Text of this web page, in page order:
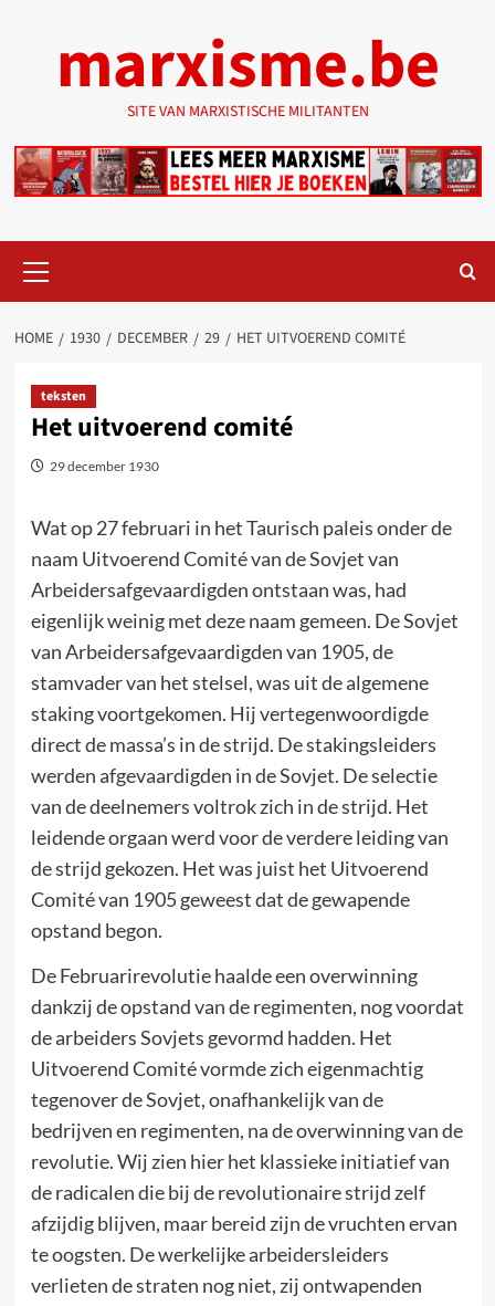
marxisme.be
SITE VAN MARXISTISCHE MILITANTEN
menu
HOME 1930 DECEMBER 29 HET UITVOEREND COMITÉ
teksten
Het uitvoerend comité
29 december 1930
Wat op 27 februari in het Taurisch paleis onder de
naam Uitvoerend Comité van de Sovjet van
Arbeidersafgevaardigden ontstaan was, had
eigenlijk weinig met deze naam gemeen. De Sovjet
van Arbeidersafgevaardigden van 1905, de
stamvader van het stelsel, was uit de algemene
staking voortgekomen. Hij vertegenwoordigde
direct de massa’s in de strijd. De stakingsleiders
werden afgevaardigden in de Sovjet. De selectie
van de deelnemers voltrok zich in de strijd. Het
leidende orgaan werd voor de verdere leiding van
de strijd gekozen. Het was juist het Uitvoerend
Comité van 1905 geweest dat de gewapende
opstand begon.
De Februarirevolutie haalde een overwinning
dankzij de opstand van de regimenten, nog voordat
de arbeiders Sovjets gevormd hadden. Het
Uitvoerend Comité vormde zich eigenmachtig
tegenover de Sovjet, onafhankelijk van de
bedrijven en regimenten, na de overwinning van de
revolutie. Wij zien hier het klassieke initiatief van
de radicalen die bij de revolutionaire strijd zelf
afzijdig blijven, maar bereid zijn de vruchten ervan
te oogsten. De werkelijke arbeidersleiders
verlieten de straten nog niet, zij ontwapenden